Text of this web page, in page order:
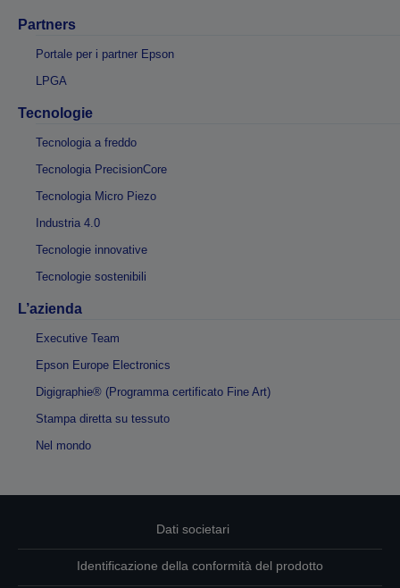
Partners
Portale per i partner Epson
LPGA
Tecnologie
Tecnologia a freddo
Tecnologia PrecisionCore
Tecnologia Micro Piezo
Industria 4.0
Tecnologie innovative
Tecnologie sostenibili
L’azienda
Executive Team
Epson Europe Electronics
Digigraphie® (Programma certificato Fine Art)
Stampa diretta su tessuto
Nel mondo
Dati societari
Identificazione della conformità del prodotto